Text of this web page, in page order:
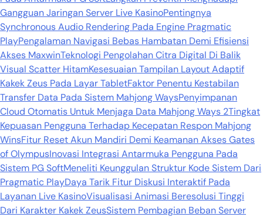
Gangguan Jaringan Server Live KasinoPentingnya
Synchronous Audio Rendering Pada Engine Pragmatic
PlayPengalaman Navigasi Bebas Hambatan Demi Efisiensi
Akses MaxwinTeknologi Pengolahan Citra Digital Di Balik
Visual Scatter HitamKesesuaian Tampilan Layout Adaptif
Kakek Zeus Pada Layar TabletFaktor Penentu Kestabilan
Transfer Data Pada Sistem Mahjong WaysPenyimpanan
Cloud Otomatis Untuk Menjaga Data Mahjong Ways 2Tingkat
Kepuasan Pengguna Terhadap Kecepatan Respon Mahjong
WinsFitur Reset Akun Mandiri Demi Keamanan Akses Gates
of OlympusInovasi Integrasi Antarmuka Pengguna Pada
Sistem PG SoftMeneliti Keunggulan Struktur Kode Sistem Dari
Pragmatic PlayDaya Tarik Fitur Diskusi Interaktif Pada
Layanan Live KasinoVisualisasi Animasi Beresolusi Tinggi
Dari Karakter Kakek ZeusSistem Pembagian Beban Server